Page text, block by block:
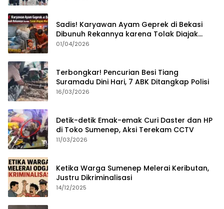
Sadis! Karyawan Ayam Geprek di Bekasi
Dibunuh Rekannya karena Tolak Diajak
Merampok Majikan
01/04/2026
Terbongkar! Pencurian Besi Tiang
Suramadu Dini Hari, 7 ABK Ditangkap Polisi
16/03/2026
Detik-detik Emak-emak Curi Daster dan HP
di Toko Sumenep, Aksi Terekam CCTV
11/03/2026
Ketika Warga Sumenep Melerai Keributan,
Justru Dikriminalisasi
14/12/2025